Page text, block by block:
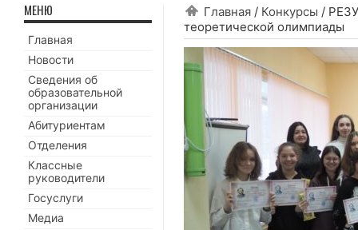
Главная / Конкурсы /
теоретической олимпиады
МЕНЮ
Главная
Новости
Сведения об
образовательной
организации
Абитуриентам
Отделения
Классные
руководители
Госуслуги
Медиа